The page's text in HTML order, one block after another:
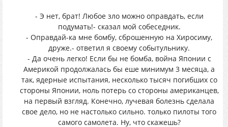
- Э нет, брат! Любое зло можно оправдать, если
подумать!- сказал мой собеседник.
- Оправдай-ка мне бомбу, сброшенную на Хиросиму,
друже.- ответил я своему событульнику.
- Да очень легко! Если бы не бомба, война Японии с
Америкой продолжалась бы еше минимум 3 месяца, а
так, ядерные испытания, несколько тысяч погибших со
стороны Японии, ноль потерь со стороны американцев,
на первый взгляд. Конечно, лучевая болезнь сделала
свое дело, но не настолько сильно. только пилоты того
самого самолета. Ну, что скажешь?